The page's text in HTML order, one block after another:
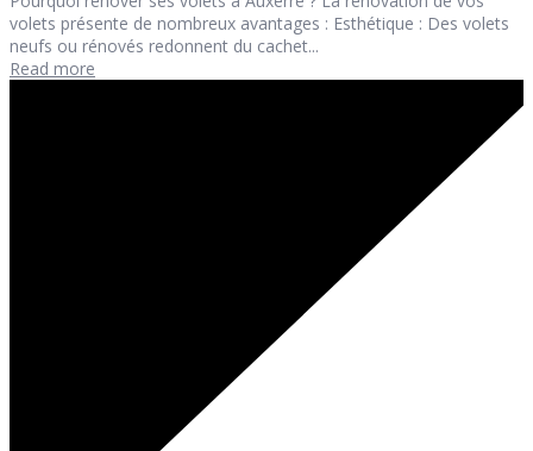
volets présente de nombreux avantages : Esthétique : Des volets
neufs ou rénovés redonnent du cachet...
Read more